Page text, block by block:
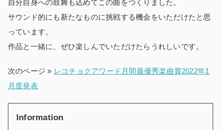
自分自身への鼓舞も込めてこの曲をつくりました。
サウンド的にも新たなものに挑戦する機会をいただけたと思
っています。
作品と一緒に、ぜひ楽しんでいただけたらうれしいです。
次のページ » レコチョクアワード月間最優秀楽曲賞2022年1
月度発表
Information